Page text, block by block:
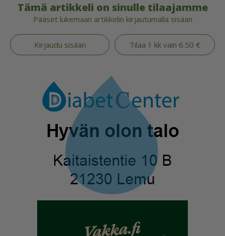
Tämä artikkeli on sinulle tilaajamme
Pääset lukemaan artikkelin kirjautumalla sisään
Kirjaudu sisään Tilaa 1 kk vain 6.50 €